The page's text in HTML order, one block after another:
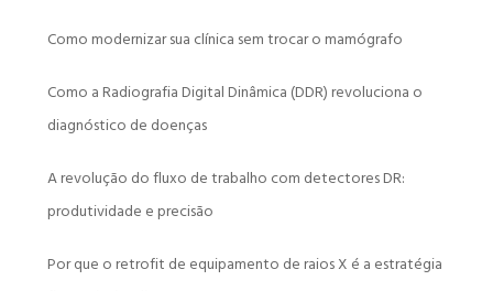
Como modernizar sua clínica sem trocar o mamógrafo
Como a Radiografia Digital Dinâmica (DDR) revoluciona o
diagnóstico de doenças
A revolução do fluxo de trabalho com detectores DR:
produtividade e precisão
Por que o retrofit de equipamento de raios X é a estratégia